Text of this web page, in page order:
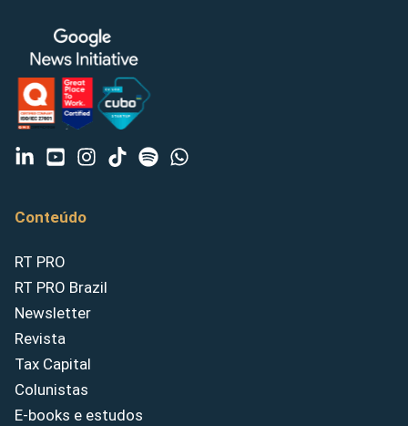
Conteúdo
RT PRO
RT PRO Brazil
Newsletter
Revista
Tax Capital
Colunistas
E-books e estudos